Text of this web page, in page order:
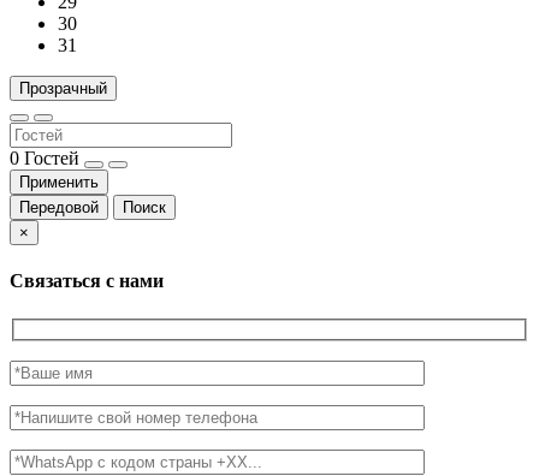
30
31
Прозрачный
0 Гостей
Применить
Передовой
Поиск
×
Связаться с нами